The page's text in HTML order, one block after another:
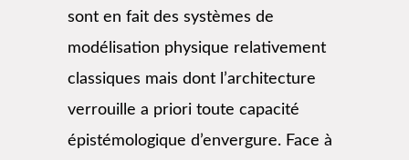
sont en fait des systèmes de
modélisation physique relativement
classiques mais dont l’architecture
verrouille a priori toute capacité
épistémologique d’envergure. Face à